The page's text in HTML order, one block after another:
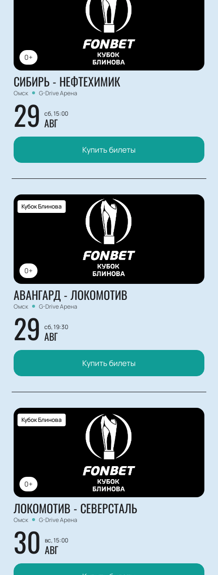
0+
СИБИРЬ - НЕФТЕХИМИК
Омск G-Drive Арена
29 сб, 15:00
АВГ
Купить билеты
0+
Кубок Блинова
АВАНГАРД - ЛОКОМОТИВ
Омск G-Drive Арена
29 сб, 19:30
АВГ
Купить билеты
0+
Кубок Блинова
ЛОКОМОТИВ - СЕВЕРСТАЛЬ
Омск G-Drive Арена
30 вс, 15:00
АВГ